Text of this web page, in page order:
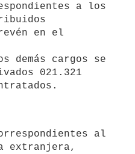
a los
en el
demás cargos se
021.321
extranjera,